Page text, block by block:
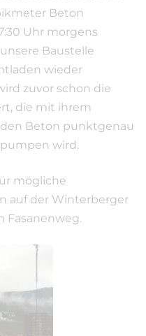
Beton
Uhr morgens
Baustelle
wieder
zuvor schon die
die mit ihrem
Beton punktgenau
wird.
mögliche
auf der Winterberger
Fasanenweg.